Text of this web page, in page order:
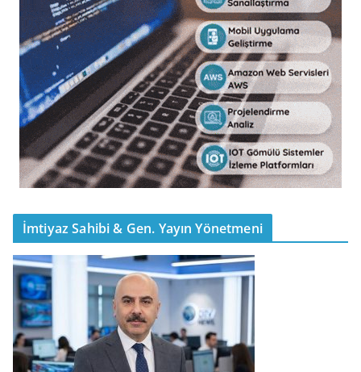
İmtiyaz Sahibi & Gen. Yayın Yönetmeni